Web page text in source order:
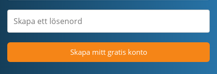
Skapa mitt gratis konto